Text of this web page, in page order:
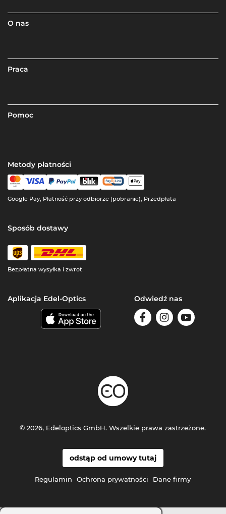
O nas
Praca
Pomoc
Metody płatności
Google Pay, Płatność przy odbiorze (pobranie), Przedpłata
Sposób dostawy
Bezpłatna wysyłka i zwrot
Aplikacja Edel-Optics Odwiedź nas
odstąp od umowy tutaj
Regulamin Ochrona prywatności Dane firmy
© 2026, Edeloptics GmbH. Wszelkie prawa zastrzeżone.